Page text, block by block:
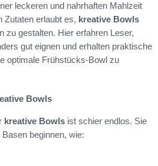
leckeren und nahrhaften Mahlzeit
Zutaten erlaubt es, kreative Bowls
zu gestalten. Hier erfahren Leser,
gut eignen und erhalten praktische
optimale Frühstücks-Bowl zu
Bowls
kreative Bowls ist schier endlos. Sie
beginnen, wie: